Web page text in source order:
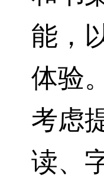
能，
体验。
考虑
读、